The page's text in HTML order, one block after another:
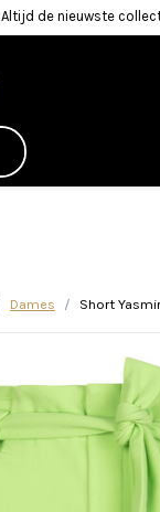
Altijd de nieuwste
Dames Short